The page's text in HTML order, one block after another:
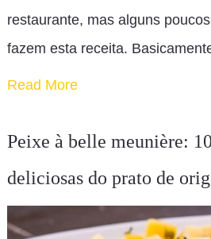
restaurante, mas alguns
fazem esta receita.
Read More
Peixe à belle meunière:
deliciosas do prato de